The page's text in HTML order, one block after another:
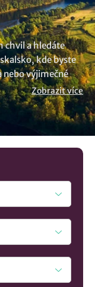
chvil a hledáte
kde byste
výjimečné
pobytů,
tyto speciální
Zde jsou všechna
Zobrazit více